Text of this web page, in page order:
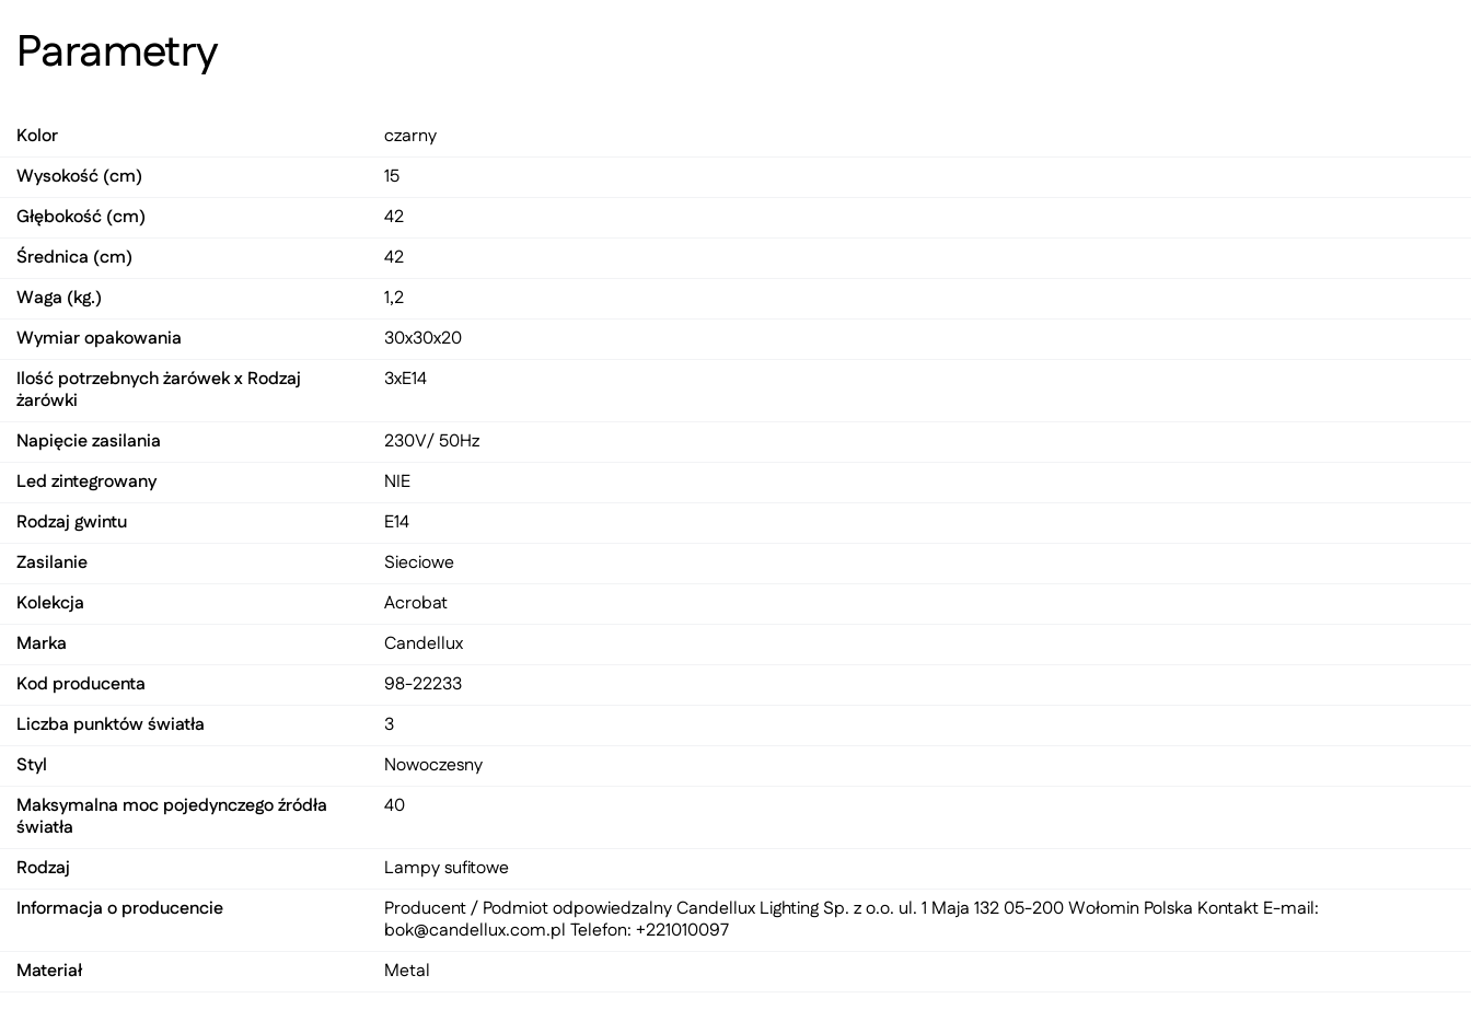
Parametry
Kolor
czarny
Wysokość (cm)
15
Głębokość (cm)
42
Średnica (cm)
42
Waga (kg.)
1,2
Wymiar opakowania
30x30x20
Ilość potrzebnych żarówek x Rodzaj
żarówki
3xE14
Napięcie zasilania
230V/ 50Hz
Led zintegrowany
NIE
Rodzaj gwintu
E14
Zasilanie
Sieciowe
Kolekcja
Acrobat
Marka
Candellux
Kod producenta
98-22233
Liczba punktów światła
3
Styl
Nowoczesny
Maksymalna moc pojedynczego źródła
światła
40
Rodzaj
Lampy sufitowe
Informacja o producencie
Producent / Podmiot odpowiedzalny Candellux Lighting Sp. z o.o. ul. 1 Maja 132 05-200 Wołomin Polska Kontakt E-mail:
bok@candellux.com.pl Telefon: +221010097
Materiał
Metal